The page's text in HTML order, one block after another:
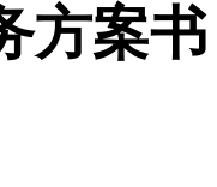
方案书